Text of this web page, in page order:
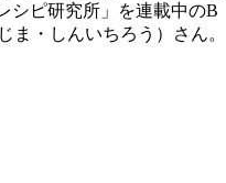
々と開発している野島慎
シピ研究所」を連載中のB
ま・しんいちろう）さん。